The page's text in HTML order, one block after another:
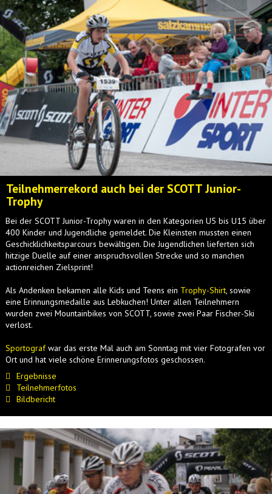
Teilnehmerrekord auch bei der SCOTT Junior-
Trophy
Bei der SCOTT Junior-Trophy waren in den Kategorien U5 bis U15 über
400 Kinder und Jugendliche gemeldet. Die Kleinsten mussten einen
Geschicklichkeitsparcours bewältigen. Die Jugendlichen lieferten sich
hitzige Duelle auf einer anspruchsvollen Strecke und so manchen
actionreichen Zielsprint!
Als Andenken bekamen alle Kids und Teens ein Trophy-Shirt, sowie
eine Erinnungsmedaille aus Lebkuchen! Unter allen Teilnehmern
wurden zwei Mountainbikes von SCOTT, sowie zwei Paar Fischer-Ski
verlost.
Sportografwar das erste Mal auch am Sonntag mit vier Fotografen vor
Ort und hat viele schöne Erinnerungsfotos geschossen.
Ergebnisse
Teilnehmerfotos
Bildbericht